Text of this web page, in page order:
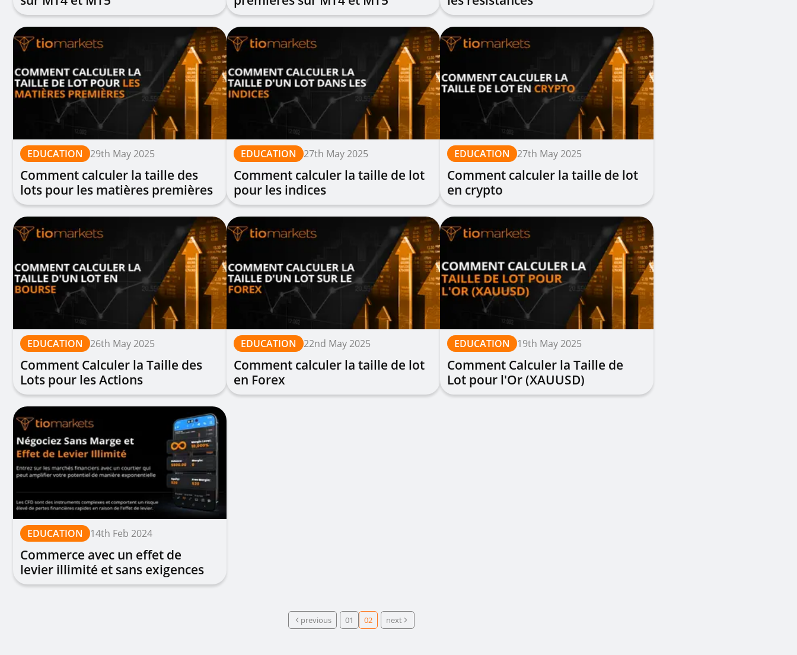
EDUCATION 29th May 2025
Comment calculer la taille des
lots pour les matières premières
EDUCATION 27th May 2025
Comment calculer la taille de lot
pour les indices
EDUCATION 27th May 2025
Comment calculer la taille de lot
en crypto
EDUCATION 26th May 2025
Comment Calculer la Taille des
Lots pour les Actions
EDUCATION 22nd May 2025
Comment calculer la taille de lot
en Forex
EDUCATION 19th May 2025
Comment Calculer la Taille de
Lot pour l'Or (XAUUSD)
EDUCATION 14th Feb 2024
Commerce avec un effet de
levier illimité et sans exigences
de marge
previous 01 02 next